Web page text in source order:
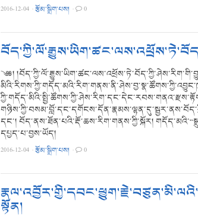
2016-12-04 ·རྩོམ་སྒྲིག་པས། · 0
༄༅།
དང་། བོད་ནས་ཐོན་པའི་རྡོ་ཆས་རིག་གནས་ཀྱི་སྐོར།
དཔྱད་པ་བྱས་ཡོད།
2016-12-04 ·རྩོམ་སྒྲིག་པས། · 0
སྟོན།